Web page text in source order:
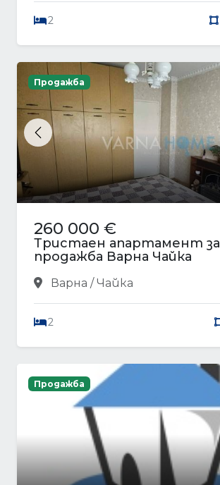
2
Previous
Продажба
260 000 €
Тристаен апартамент за
продажба Варна Чайка
Варна / Чайка
2
Продажба